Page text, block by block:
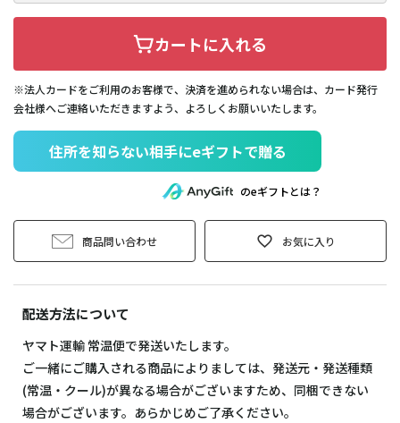
カートに入れる
※法人カードをご利用のお客様で、決済を進められない場合は、カード発行
会社様へご連絡いただきますよう、よろしくお願いいたします。
住所を知らない相手にeギフトで贈る
のeギフトとは？
商品問い合わせ お気に入り
配送方法について
ヤマト運輸 常温便で発送いたします。
ご一緒にご購入される商品によりましては、発送元・発送種類
(常温・クール)が異なる場合がございますため、同梱できない
場合がございます。あらかじめご了承ください。